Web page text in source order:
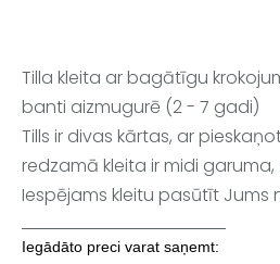
Tilla kleita ar bagātīgu
banti aizmugurē (2 - 7 gadi)
Tills ir divas kārtas, ar
redzamā kleita ir midi
Iespējams kleitu pasūtīt Jums
Iegādāto preci varat saņemt: